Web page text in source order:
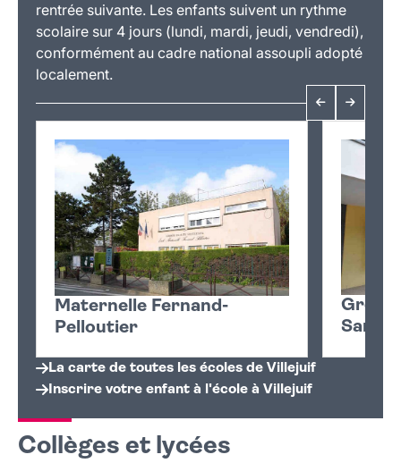
rentrée suivante. Les enfants suivent un rythme
scolaire sur 4 jours (lundi, mardi, jeudi, vendredi),
conformément au cadre national assoupli adopté
localement.
Précédent
Suivant
Maternelle Fernand-
Pelloutier
Sand
La carte de toutes les écoles de Villejuif
Inscrire votre enfant à l'école à Villejuif
Collèges et lycées